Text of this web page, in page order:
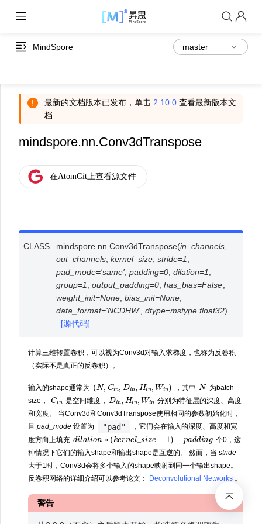
MindSpore
最新的文档版本已发布，单击 2.10.0 查看最新版本文
档
mindspore.nn.Conv3dTranspose
CLASS mindspore.nn.Conv3dTranspose(in_channels
out_channels ,kernel_size ,stride=1
pad_mode='same' ,padding=0 ,dilation=1
group=1 ,output_padding=0 ,has_bias=False
weight_init=None ,bias_init=None
data_format='NCDHW' ,dtype=mstype.float32)
[源代码]
计算三维转置卷积，可以视为Conv3d对输入求梯度，也称为反卷积
（实际不是真正的反卷积）。
输入的shape通常为 (N, Cin Din in, Win) ，其中 N
为batch
size，
C
n 是空间维度， Di Hin Win
分别为特征层的深度、高度
和宽度。 当Conv3d和Conv3dTranspose使用相同的参数初始化时，
且 pad_mode 设置为 "pad"
，它们会在输入的深度、高度和宽
度方向上填充
dila io ke _ ze −p g
个0，这
种情况下它们的输入shape和输出shape是互逆的。 然而，当 stride
大于1时，Conv3d会将多个输入的shape映射到同一个输出shape。
反卷积网络的详细介绍可以参考论文： Deconvolutional Networks 。
警告